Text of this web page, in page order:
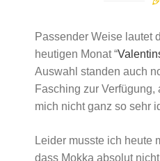
Passender Weise lautet
heutigen Monat “
Auswahl standen auch
Fasching zur Verfügung,
mich nicht ganz so sehr
Leider musste ich heute
dass Mokka absolut